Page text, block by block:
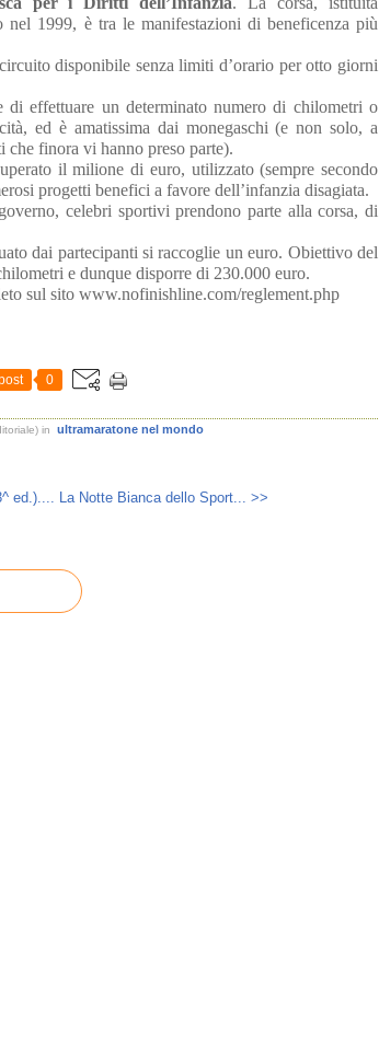
nel 1999, è tra le manifestazioni di beneficenza più
disponibile senza limiti d’orario per otto giorni
effettuare un determinato numero di chilometri o
ed è amatissima dai monegaschi (e non solo, a
che finora vi hanno preso parte).
il milione di euro, utilizzato (sempre secondo
progetti benefici a favore dell’infanzia disagiata.
celebri sportivi prendono parte alla corsa, di
dai partecipanti si raccoglie un euro. Obiettivo del
e dunque disporre di 230.000 euro.
sul sito www.nofinishline.com/reglement.php
0
in
ultramaratone nel mondo
ed.).... La Notte Bianca dello Sport... >>